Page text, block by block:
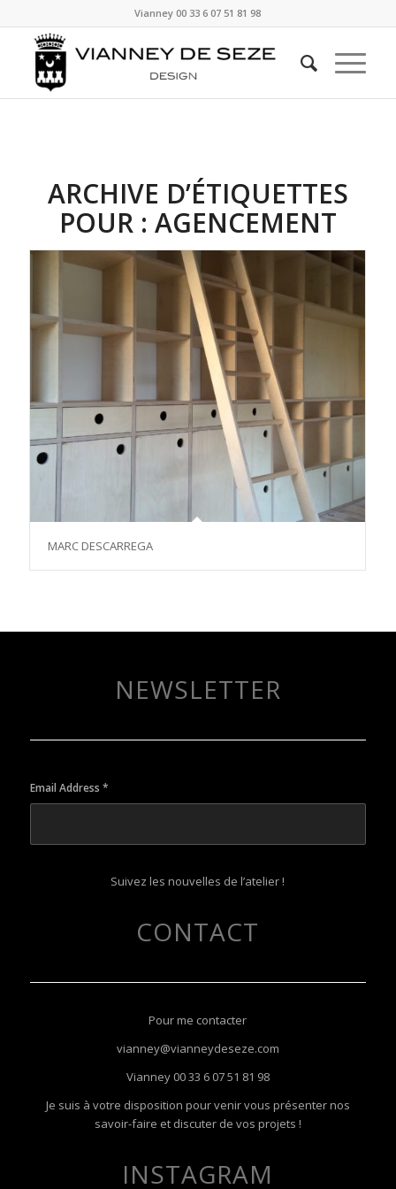
Vianney00 33 6 07 51 81 98
ARCHIVE D’ÉTIQUETTES
POUR : AGENCEMENT
MARC DESCARREGA
NEWSLETTER
Email Address *
Suivez les nouvelles de l’atelier !
CONTACT
Pour me contacter
vianney@vianneydeseze.com
Vianney 00 33 6 07 51 81 98
Je suis à votre disposition pour venir vous présenter nos
savoir-faire et discuter de vos projets !
INSTAGRAM